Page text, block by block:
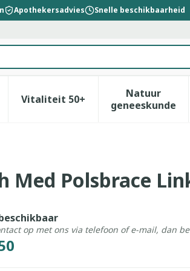
Apothekersadvies Snelle beschikbaarheid
hygiëne categorie
en vitamines categorie
voor Zwangerschap en
Vitaliteit 50+Toon submenu voor
Natuur
geneeskunde
Toon
Med Polsbrace
op met ons via telefoon of e-mail, dan